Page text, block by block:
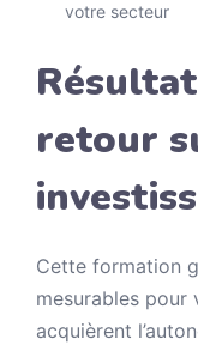
votre secteur
retour
Cette formation
mesurables pour
acquièrent